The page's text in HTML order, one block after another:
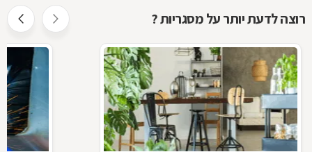
רוצה לדעת יותר על מסגריות ?